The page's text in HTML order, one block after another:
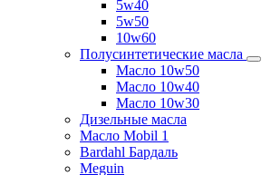
5w40
5w50
10w60
Полусинтетические масла
Масло 10w50
Масло 10w40
Масло 10w30
Дизельные масла
Масло Mobil 1
Bardahl Бардаль
Meguin